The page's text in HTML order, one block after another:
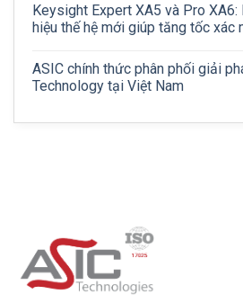
Keysight Expert XA5 và Pro XA6:
hiệu thế hệ mới giúp tăng tốc xác
ASIC chính thức phân phối giải
Technology tại Việt Nam